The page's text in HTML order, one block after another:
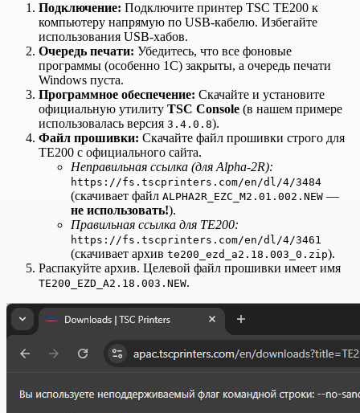
Подключение: Подключите принтер TSC TE200 к
компьютеру напрямую по USB-кабелю. Избегайте
использования USB-хабов.
Очередь печати: Убедитесь, что все фоновые
программы (особенно 1С) закрыты, а очередь печати
Windows пуста.
Программное обеспечение: Скачайте и установите
официальную утилиту TSC Console (в нашем примере
использовалась версия 3.4.0.8).
Файл прошивки: Скачайте файл прошивки строго для
TE200 с официального сайта.
Неправильная ссылка (для Alpha-2R):
https://fs.tscprinters.com/en/dl/4/3484
(скачивает файл ALPHA2R_EZC_M2.01.002.NEW —
не использовать!).
Правильная ссылка для TE200:
https://fs.tscprinters.com/en/dl/4/3461
(скачивает архив te200_ezd_a2.18.003_0.zip).
Распакуйте архив. Целевой файл прошивки имеет имя
TE200_EZD_A2.18.003.NEW.